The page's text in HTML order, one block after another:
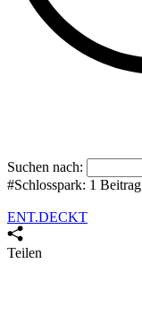
Suchen nach:
#Schlosspark: 1 Beitrag
ENT.DECKT
Teilen